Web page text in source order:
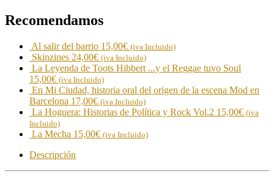
Recomendamos
Al salir del barrio 15,00€ (iva Incluido)
Skinzines 24,00€ (iva Incluido)
La Leyenda de Toots Hibbert ...y el Reggae tuvo Soul
15,00€ (iva Incluido)
En Mi Ciudad, historia oral del origen de la escena Mod en
Barcelona 17,00€ (iva Incluido)
La Hoguera: Historias de Política y Rock Vol.2 15,00€ (iva
Incluido)
La Mecha 15,00€ (iva Incluido)
Descripción